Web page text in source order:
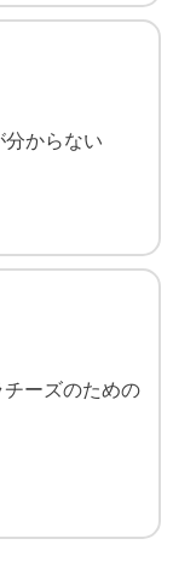
からない
ーズのための